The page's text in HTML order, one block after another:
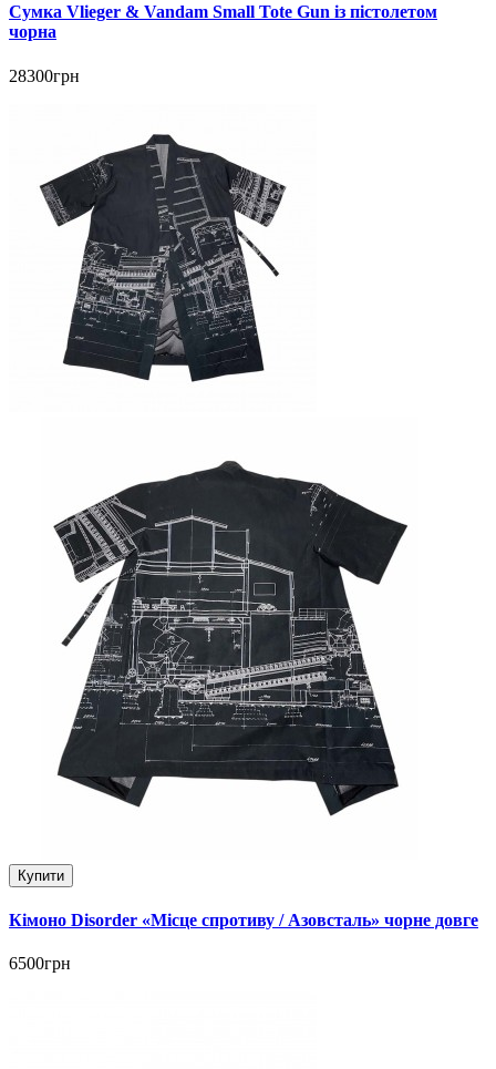
Сумка Vlieger & Vandam Small Tote Gun із пістолетом
чорна
28300грн
Купити
Кімоно Disorder «Місце спротиву / Азовсталь» чорне довге
6500грн